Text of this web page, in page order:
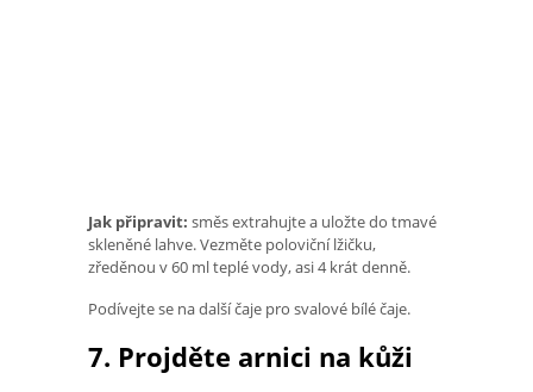
Jak připravit: směs extrahujte a uložte do tmavé
skleněné lahve. Vezměte poloviční lžičku,
zředěnou v 60 ml teplé vody, asi 4 krát denně.
Podívejte se na další čaje pro svalové bílé čaje.
7. Projděte arnici na kůži